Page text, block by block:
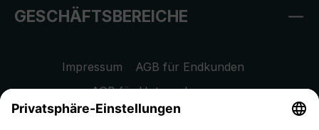
GESCHÄFTSBEREICHE
Impressum
AGB für Endkunden
AGB für Unternehmen
Datenschutzhinweis